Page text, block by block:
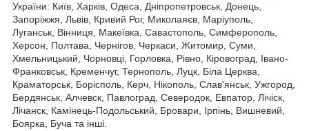
України: Київ, Харків, Одеса, Дніпропетровськ, Донець,
Запоріжжя, Львів, Кривий Рог, Миколаяєв, Маріуполь,
Луганськ, Вінниця, Макеївка, Савастополь, Симферополь,
Херсон, Полтава, Чернігов, Черкаси, Житомир, Суми,
Хмельницький, Чорновці, Горловка, Рівно, Кіровоград, Івано-
Франковськ, Кременчуг, Тернополь, Луцк, Біла Церква,
Краматорськ, Борісполь, Керч, Нікополь, Слав'янськ, Ужгород,
Бердянськ, Алчевск, Павлоград, Северодок, Евпатор, Лічіск,
Лічанск, Камінець-Подольський, Бровари, Ірпінь, Вишневий,
Боярка, Буча та інші.